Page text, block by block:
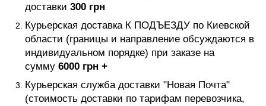
доставки 300 грн
Курьерская доставка К ПОДЪЕЗДУ по Киевской
области (границы и направление обсуждаются в
индивидуальном порядке) при заказе на
сумму 6000 грн +
Курьерская служба доставки "Новая Почта"
(стоимость доставки по тарифам перевозчика,